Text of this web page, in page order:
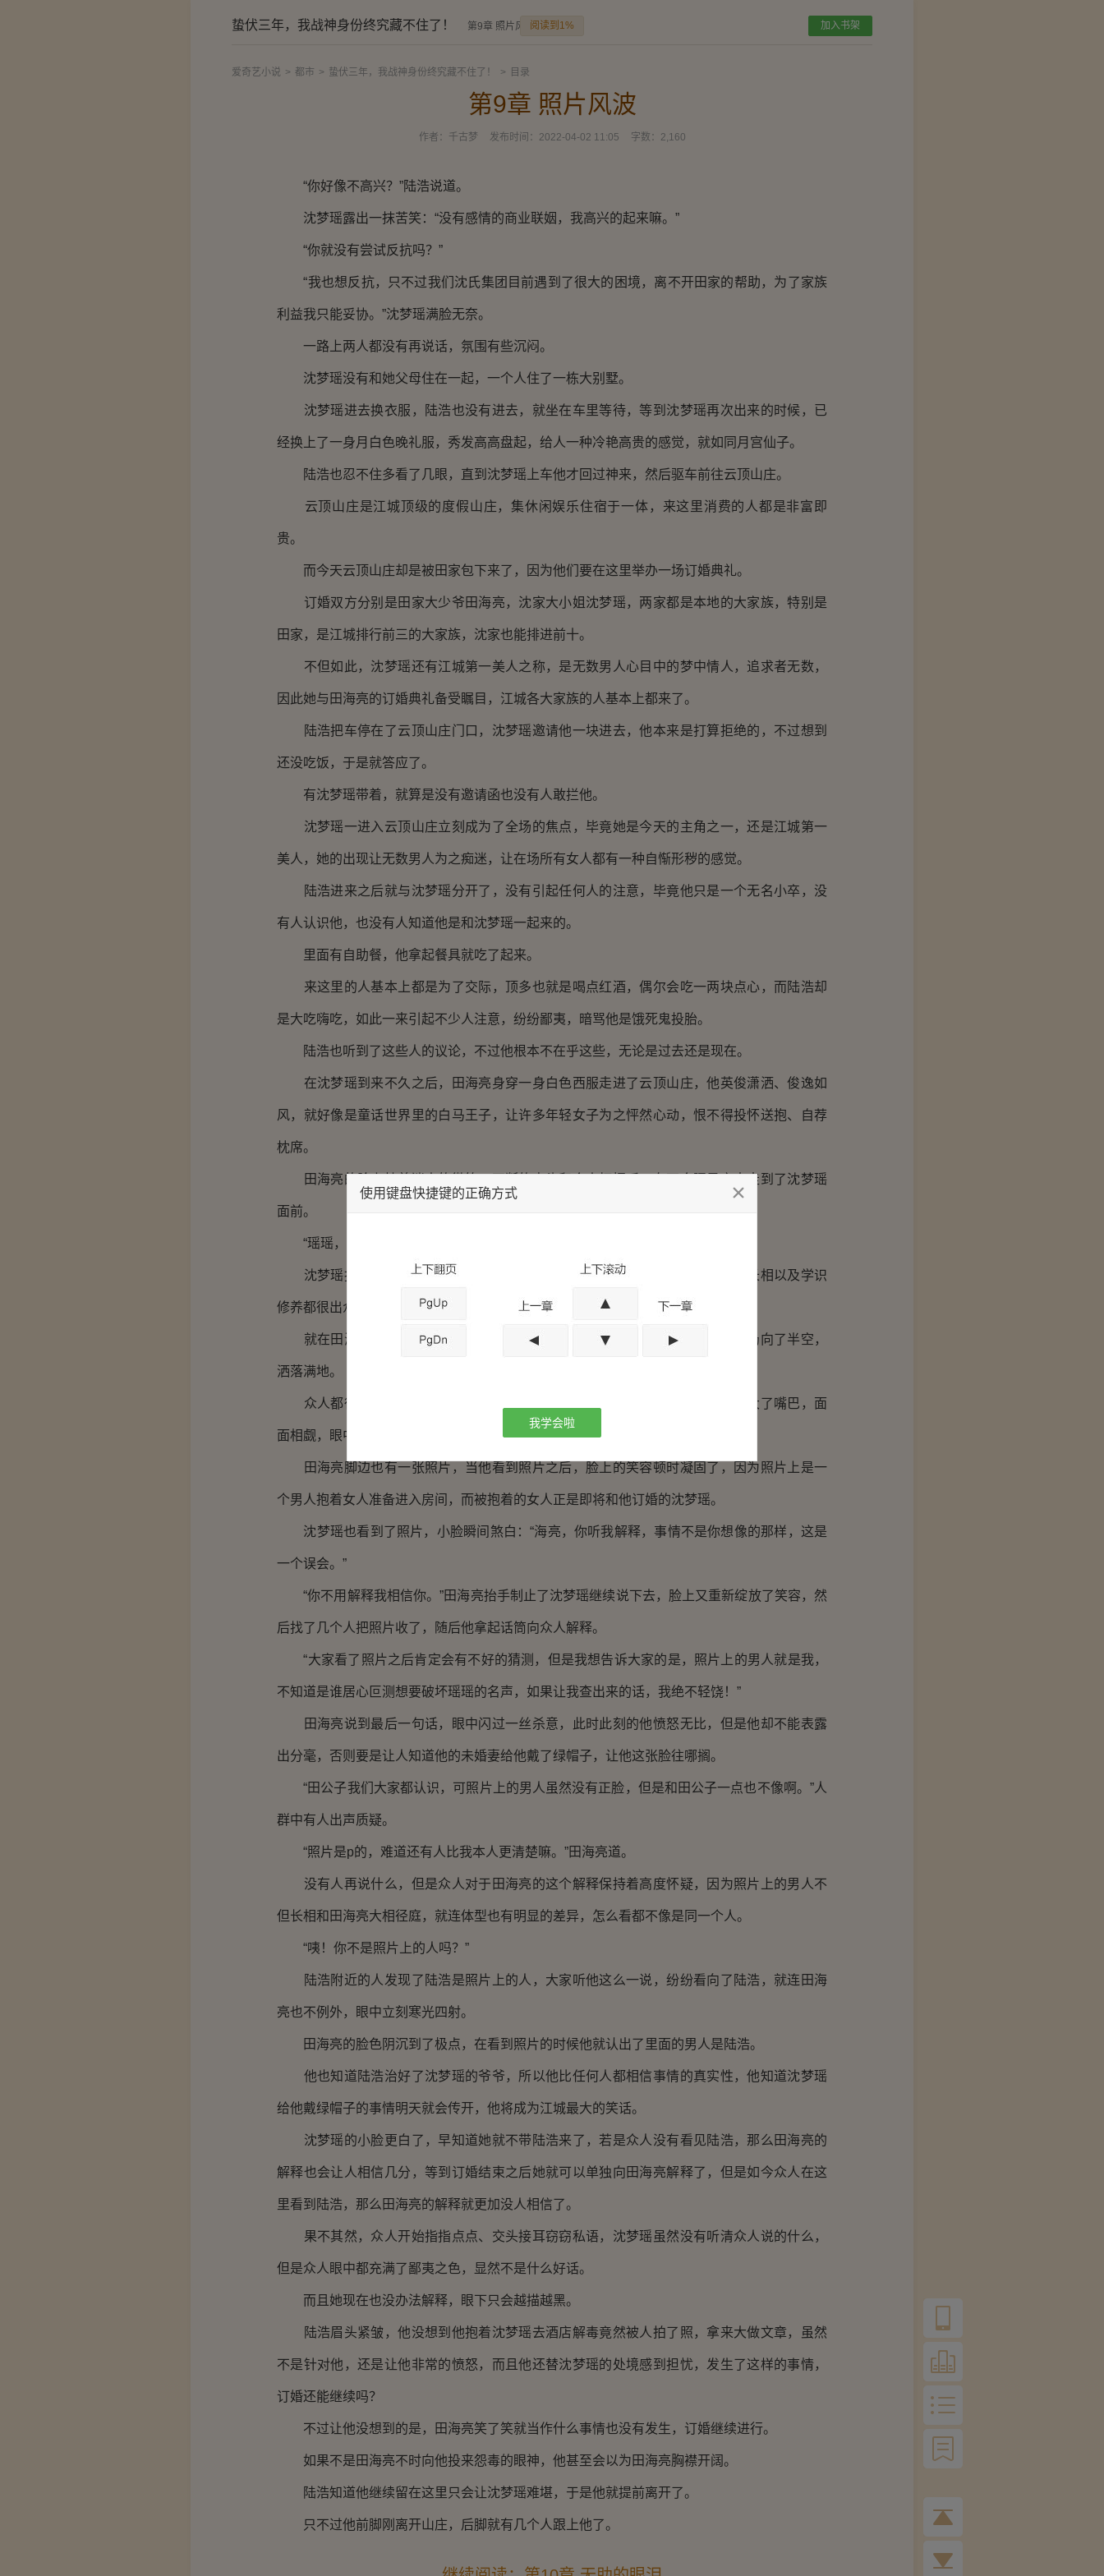
蛰伏三年，我战神身份终究藏不住了！ 第9章 照片风波阅读到1% 加入书架
爱奇艺小说 > 都市 > 蛰伏三年，我战神身份终究藏不住了！ > 目录
第9章 照片风波
作者： 千古梦 发布时间： 2022-04-02 11:05 字数： 2,160
“你好像不高兴？”陆浩说道。
沈梦瑶露出一抹苦笑：“没有感情的商业联姻，我高兴的起来嘛。”
“你就没有尝试反抗吗？”
“我也想反抗，只不过我们沈氏集团目前遇到了很大的困境，离不开田家的帮助，为了家族
利益我只能妥协。”沈梦瑶满脸无奈。
一路上两人都没有再说话，氛围有些沉闷。
沈梦瑶没有和她父母住在一起，一个人住了一栋大别墅。
沈梦瑶进去换衣服，陆浩也没有进去，就坐在车里等待，等到沈梦瑶再次出来的时候，已
经换上了一身月白色晚礼服，秀发高高盘起，给人一种冷艳高贵的感觉，就如同月宫仙子。
陆浩也忍不住多看了几眼，直到沈梦瑶上车他才回过神来，然后驱车前往云顶山庄。
云顶山庄是江城顶级的度假山庄，集休闲娱乐住宿于一体，来这里消费的人都是非富即
贵。
而今天云顶山庄却是被田家包下来了，因为他们要在这里举办一场订婚典礼。
订婚双方分别是田家大少爷田海亮，沈家大小姐沈梦瑶，两家都是本地的大家族，特别是
田家，是江城排行前三的大家族，沈家也能排进前十。
不但如此，沈梦瑶还有江城第一美人之称，是无数男人心目中的梦中情人，追求者无数，
因此她与田海亮的订婚典礼备受瞩目，江城各大家族的人基本上都来了。
陆浩把车停在了云顶山庄门口，沈梦瑶邀请他一块进去，他本来是打算拒绝的，不过想到
还没吃饭，于是就答应了。
有沈梦瑶带着，就算是没有邀请函也没有人敢拦他。
沈梦瑶一进入云顶山庄立刻成为了全场的焦点，毕竟她是今天的主角之一，还是江城第一
美人，她的出现让无数男人为之痴迷，让在场所有女人都有一种自惭形秽的感觉。
陆浩进来之后就与沈梦瑶分开了，没有引起任何人的注意，毕竟他只是一个无名小卒，没
有人认识他，也没有人知道他是和沈梦瑶一起来的。
里面有自助餐，他拿起餐具就吃了起来。
来这里的人基本上都是为了交际，顶多也就是喝点红酒，偶尔会吃一两块点心，而陆浩却
是大吃嗨吃，如此一来引起不少人注意，纷纷鄙夷，暗骂他是饿死鬼投胎。
陆浩也听到了这些人的议论，不过他根本不在乎这些，无论是过去还是现在。
在沈梦瑶到来不久之后，田海亮身穿一身白色西服走进了云顶山庄，他英俊潇洒、俊逸如
风，就好像是童话世界里的白马王子，让许多年轻女子为之怦然心动，恨不得投怀送抱、自荐
枕席。
田海亮的脸上挂着迷人的微笑，不断的点头和众人打招呼，在万众瞩目之中走到了沈梦瑶
面前。
“瑶瑶，你真美！”
沈梦瑶报以微笑，略显羞涩，她并不讨厌田海亮，毕竟田海亮无论是家世、长相以及学识
修养都很出众，不知道有多少女人想要嫁给他。
就在田海亮准备牵起沈梦瑶的手的时候，人群中不知道是谁忽然将一沓照片扔向了半空，
洒落满地。
众人都很好奇，纷纷捡起地上的照片，当看到照片之后，所有人都惊讶的张大了嘴巴，面
面相觑，眼中满是不可置信。
田海亮脚边也有一张照片，当他看到照片之后，脸上的笑容顿时凝固了，因为照片上是一
个男人抱着女人准备进入房间，而被抱着的女人正是即将和他订婚的沈梦瑶。
沈梦瑶也看到了照片，小脸瞬间煞白：“海亮，你听我解释，事情不是你想像的那样，这是
一个误会。”
“你不用解释我相信你。”田海亮抬手制止了沈梦瑶继续说下去，脸上又重新绽放了笑容，然
后找了几个人把照片收了，随后他拿起话筒向众人解释。
“大家看了照片之后肯定会有不好的猜测，但是我想告诉大家的是，照片上的男人就是我，
不知道是谁居心叵测想要破坏瑶瑶的名声，如果让我查出来的话，我绝不轻饶！”
田海亮说到最后一句话，眼中闪过一丝杀意，此时此刻的他愤怒无比，但是他却不能表露
出分毫，否则要是让人知道他的未婚妻给他戴了绿帽子，让他这张脸往哪搁。
“田公子我们大家都认识，可照片上的男人虽然没有正脸，但是和田公子一点也不像啊。”人
群中有人出声质疑。
“照片是p的，难道还有人比我本人更清楚嘛。”田海亮道。
没有人再说什么，但是众人对于田海亮的这个解释保持着高度怀疑，因为照片上的男人不
但长相和田海亮大相径庭，就连体型也有明显的差异，怎么看都不像是同一个人。
“咦！你不是照片上的人吗？”
陆浩附近的人发现了陆浩是照片上的人，大家听他这么一说，纷纷看向了陆浩，就连田海
亮也不例外，眼中立刻寒光四射。
田海亮的脸色阴沉到了极点，在看到照片的时候他就认出了里面的男人是陆浩。
他也知道陆浩治好了沈梦瑶的爷爷，所以他比任何人都相信事情的真实性，他知道沈梦瑶
给他戴绿帽子的事情明天就会传开，他将成为江城最大的笑话。
沈梦瑶的小脸更白了，早知道她就不带陆浩来了，若是众人没有看见陆浩，那么田海亮的
解释也会让人相信几分，等到订婚结束之后她就可以单独向田海亮解释了，但是如今众人在这
里看到陆浩，那么田海亮的解释就更加没人相信了。
果不其然，众人开始指指点点、交头接耳窃窃私语，沈梦瑶虽然没有听清众人说的什么，
但是众人眼中都充满了鄙夷之色，显然不是什么好话。
而且她现在也没办法解释，眼下只会越描越黑。
陆浩眉头紧皱，他没想到他抱着沈梦瑶去酒店解毒竟然被人拍了照，拿来大做文章，虽然
不是针对他，还是让他非常的愤怒，而且他还替沈梦瑶的处境感到担忧，发生了这样的事情，
订婚还能继续吗？
不过让他没想到的是，田海亮笑了笑就当作什么事情也没有发生，订婚继续进行。
如果不是田海亮不时向他投来怨毒的眼神，他甚至会以为田海亮胸襟开阔。
陆浩知道他继续留在这里只会让沈梦瑶难堪，于是他就提前离开了。
只不过他前脚刚离开山庄，后脚就有几个人跟上他了。
使用键盘快捷键的正确方式
我学会啦